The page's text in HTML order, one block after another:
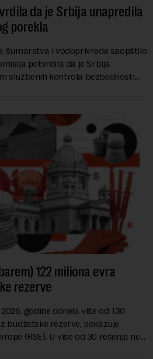
da je Srbija unapredila
porekla
šumarstva i vodoprivrede saopštilo
potvrdila da je Srbija
službenih kontrola bezbednosti
122 miliona evra
rezerve
godine donela više od 130
budžetske rezerve, pokazuje
(RSE). U više od 30 rešenja ne